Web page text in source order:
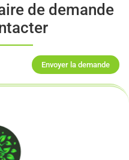
de demande
Envoyer la demande